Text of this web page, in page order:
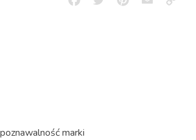
FacebookTwitterPinterestEmailCopy
marki